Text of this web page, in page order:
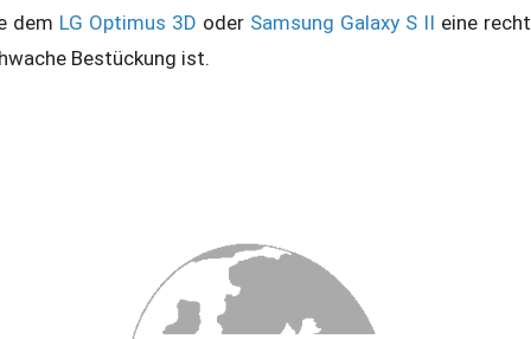
dem LG Optimus 3D oder Samsung Galaxy S II eine recht
Bestückung ist.